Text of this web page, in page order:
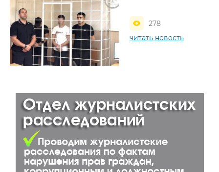
278
читать новость